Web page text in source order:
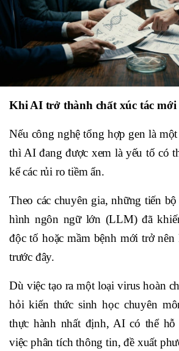
Khi AI trở thành chất xúc tác mới
Nếu công nghệ tổng hợp gen là
thì AI đang được xem là yếu tố có
kể các rủi ro tiềm ẩn.
Theo các chuyên gia, những tiến
hình ngôn ngữ lớn (LLM) đã
độc tố hoặc mầm bệnh mới trở
trước đây.
Dù việc tạo ra một loại virus hoàn
hỏi kiến thức sinh học chuyên
thực hành nhất định, AI có thể
việc phân tích thông tin, đề xuất